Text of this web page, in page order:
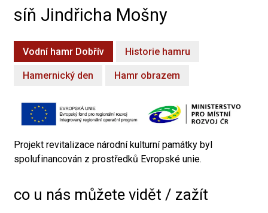
síň Jindřicha Mošny
Vodní hamr Dobřív Historie hamru
Hamernický den Hamr obrazem
Projekt revitalizace národní kulturní památky byl
spolufinancován z prostředků Evropské unie.
co u nás můžete vidět / zažít